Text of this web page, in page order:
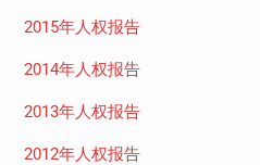
2015年人权报告
2014年人权报告
2013年人权报告
2012年人权报告